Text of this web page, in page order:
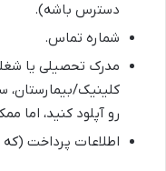
دسترس باشه).
شماره تماس.
مدرک تحصیلی یا
کلینیک/
رو آپلود کنید، اما
اطلاعات پرداخت